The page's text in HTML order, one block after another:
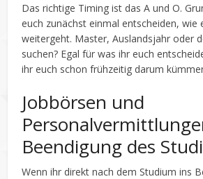
Das richtige Timing ist das A und O.
euch zunächst einmal entscheiden, wie
weitergeht. Master, Auslandsjahr oder
suchen? Egal für was ihr euch
ihr euch schon frühzeitig darum
Jobbörsen und
Beendigung des
Wenn ihr direkt nach dem Studium ins